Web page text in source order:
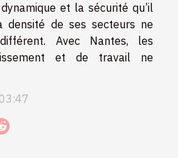
et la sécurité qu’il
densité de ses secteurs ne
Avec Nantes, les
et de travail ne